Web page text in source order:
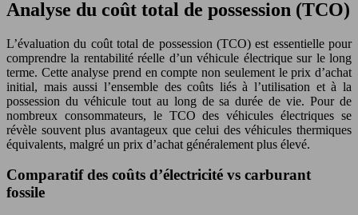
Analyse du coût total de possession (TCO)
L’évaluation du coût total de possession (TCO) est essentielle pour
comprendre la rentabilité réelle d’un véhicule électrique sur le long
terme. Cette analyse prend en compte non seulement le prix d’achat
initial, mais aussi l’ensemble des coûts liés à l’utilisation et à la
possession du véhicule tout au long de sa durée de vie. Pour de
nombreux consommateurs, le TCO des véhicules électriques se
révèle souvent plus avantageux que celui des véhicules thermiques
équivalents, malgré un prix d’achat généralement plus élevé.
Comparatif des coûts d’électricité vs carburant
fossile